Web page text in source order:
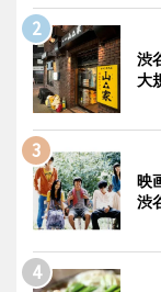
渋
大
映
渋